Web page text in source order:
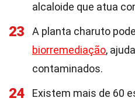
alcaloide que atua
23
A planta charuto
biorremediação,
contaminados.
24
Existem mais de 60